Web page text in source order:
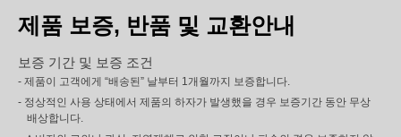
제품 보증, 반품 및 교환안내
보증 기간 및 보증 조건
- 제품이 고객에게 “배송된” 날부터 1개월까지 보증합니다.
- 정상적인 사용 상태에서 제품의 하자가 발생했을 경우 보증기간 동안 무상
배상합니다.